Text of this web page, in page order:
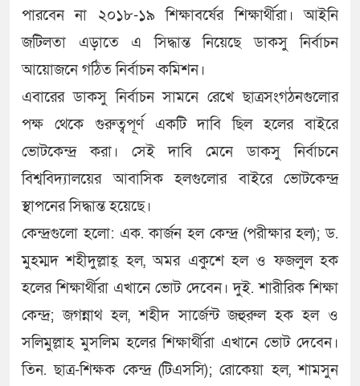
পারবেন না ২০১৮-১৯ শিক্ষাবর্ষের শিক্ষার্থীরা। আইনি
জটিলতা এড়াতে এ সিদ্ধান্ত নিয়েছে ডাকসু নির্বাচন
আয়োজনে গঠিত নির্বাচন কমিশন।
এবারের ডাকসু নির্বাচন সামনে রেখে ছাত্রসংগঠনগুলোর
পক্ষ থেকে গুরুত্বপূর্ণ একটি দাবি ছিল হলের বাইরে
ভোটকেন্দ্র করা। সেই দাবি মেনে ডাকসু নির্বাচনে
বিশ্ববিদ্যালয়ের আবাসিক হলগুলোর বাইরে ভোটকেন্দ্র
স্থাপনের সিদ্ধান্ত হয়েছে।
কেন্দ্রগুলো হলো: এক. কার্জন হল কেন্দ্র (পরীক্ষার হল); ড.
মুহম্মদ শহীদুল্লাহ্‌ হল, অমর একুশে হল ও ফজলুল হক
হলের শিক্ষার্থীরা এখানে ভোট দেবেন। দুই. শারীরিক শিক্ষা
কেন্দ্র; জগন্নাথ হল, শহীদ সার্জেন্ট জহুরুল হক হল ও
সলিমুল্লাহ মুসলিম হলের শিক্ষার্থীরা এখানে ভোট দেবেন।
তিন. ছাত্র-শিক্ষক কেন্দ্র (টিএসসি); রোকেয়া হল, শামসুন